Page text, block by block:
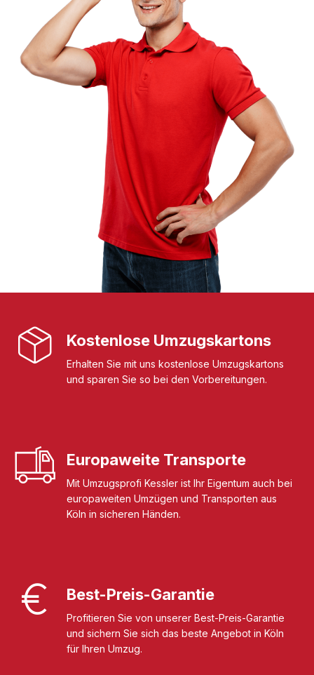
Kostenlose Umzugskartons
Erhalten Sie mit uns kostenlose Umzugskartons
und sparen Sie so bei den Vorbereitungen.
Europaweite Transporte
Mit Umzugsprofi Kessler ist Ihr Eigentum auch bei
europaweiten Umzügen und Transporten aus
Köln in sicheren Händen.
Best-Preis-Garantie
Profitieren Sie von unserer Best-Preis-Garantie
und sichern Sie sich das beste Angebot in Köln
für Ihren Umzug.